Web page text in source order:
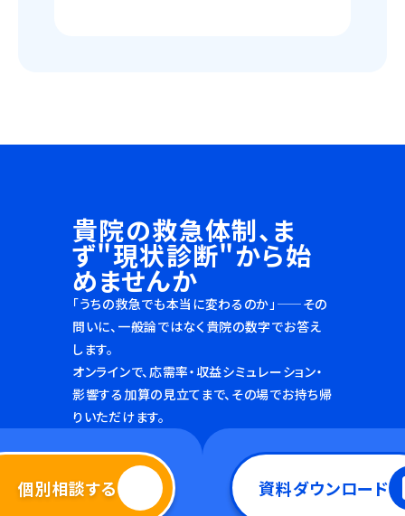
防いで体制を持続させ
を整えることで、救急
経由の入院・収益にも
余地が生まれます。
「もう限界まで来てい
る」ように見える病院
でも、負担軽減と入院
手をご提案できます。
貴院の救急体制、ま
ず"現状診断"から始
めませんか
「うちの救急でも本当に変わるのか」——その
問いに、一般論ではなく貴院の数字でお答え
します。
オンラインで、応需率・収益シミュレーション・
影響する加算の見立てまで、その場でお持ち帰
りいただけます。
個別相談する 資料ダウンロード